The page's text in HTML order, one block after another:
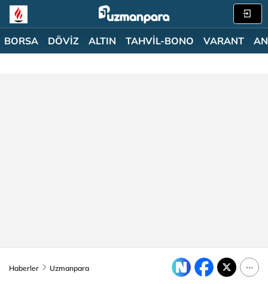
BORSA DÖVİZ ALTIN TAHVİL-BONO VARANT
Haberler Uzmanpara